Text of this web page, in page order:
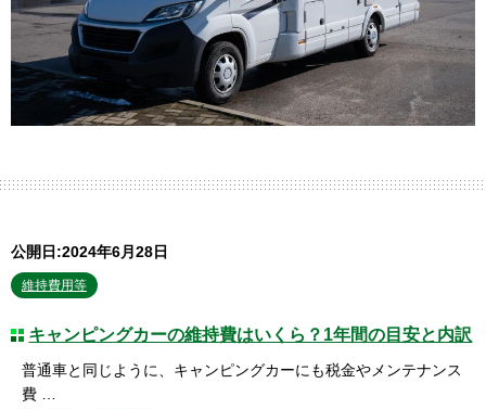
公開日:2024年6月28日
維持費用等
キャンピングカーの維持費はいくら？1年間の目安と内訳
普通車と同じように、キャンピングカーにも税金やメンテナンス
費 …